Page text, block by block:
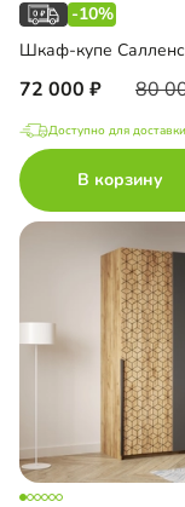
-10%
Шкаф-купе
72 000 80
Доступно для доставки
В корзину